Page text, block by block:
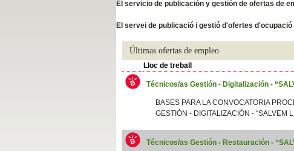
El servicio de publicación y gestión de ofertas de
El servei de publicació i gestió d'ofertes
Últimas ofertas de empleo
Lloc de treball
Técnicos/as Gestión - Digitalización -
BASES PARA LA CONVOCATORIA
GESTIÓN - DIGITALIZACIÓN - “SALVEM
Técnicos/as Gestión - Restauración -